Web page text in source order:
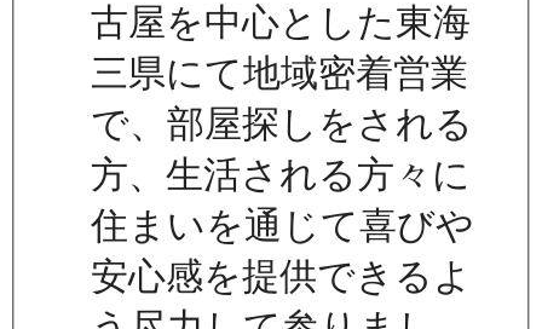
古屋を中心とした東海
三県にて地域密着営業
で、部屋探しをされる
方、生活される方々に
住まいを通じて喜びや
安心感を提供できるよ